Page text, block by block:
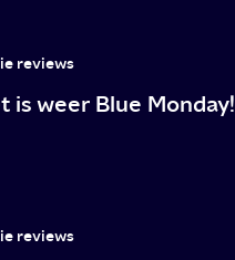
reviews
is weer Blue Monday!
reviews